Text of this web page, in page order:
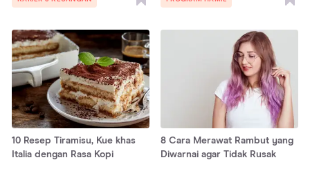
10 Resep Tiramisu, Kue khas
Italia dengan Rasa Kopi
8 Cara Merawat Rambut yang
Diwarnai agar Tidak Rusak